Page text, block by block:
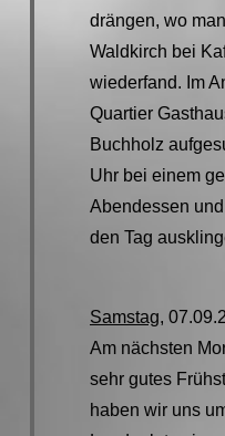
drängen, wo
Waldkirch bei
wiederfand. Im
Quartier
Buchholz
Uhr bei einem
Abendessen
den Tag
Samstag,
Am nächsten
sehr gutes
haben wir uns